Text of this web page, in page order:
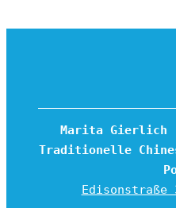
Marita Gierlich
Traditionelle
Edisonstraße